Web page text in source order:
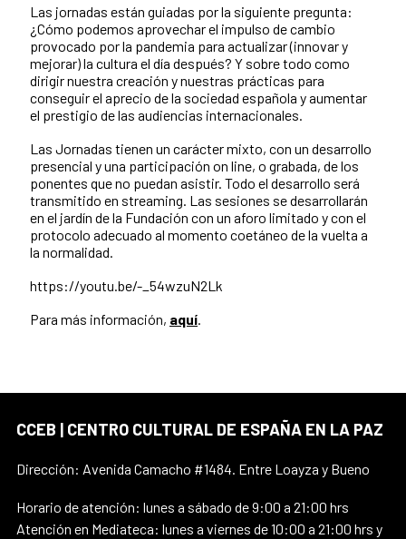
Las jornadas están guiadas por la siguiente pregunta:
¿Cómo podemos aprovechar el impulso de cambio
provocado por la pandemia para actualizar (innovar y
mejorar) la cultura el día después? Y sobre todo como
dirigir nuestra creación y nuestras prácticas para
conseguir el aprecio de la sociedad española y aumentar
el prestigio de las audiencias internacionales.
Las Jornadas tienen un carácter mixto, con un desarrollo
presencial y una participación on line, o grabada, de los
ponentes que no puedan asistir. Todo el desarrollo será
transmitido en streaming. Las sesiones se desarrollarán
en el jardín de la Fundación con un aforo limitado y con el
protocolo adecuado al momento coetáneo de la vuelta a
la normalidad.
https://youtu.be/-_54wzuN2Lk
Para más información, aquí.
CCEB | CENTRO CULTURAL DE ESPAÑA EN LA PAZ
Dirección: Avenida Camacho #1484. Entre Loayza y Bueno
Horario de atención: lunes a sábado de 9:00 a 21:00 hrs
Atención en Mediateca: lunes a viernes de 10:00 a 21:00 hrs y